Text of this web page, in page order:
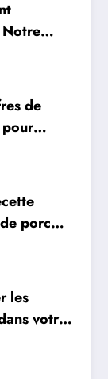
de
porc
les
votre